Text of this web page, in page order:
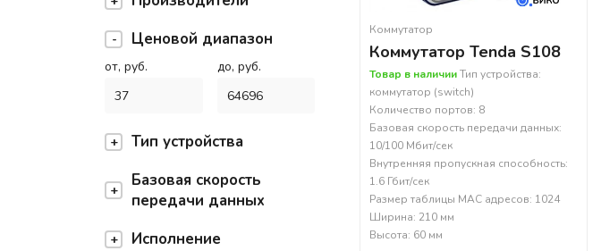
Ценовой диапазон
от, руб. до, руб.
Тип устройства
Базовая скорость
передачи данных
Исполнение
Коммутатор
Коммутатор Tenda S108
Товар в наличииТип устройства:
коммутатор (switch)
Количество портов: 8
Базовая скорость передачи данных:
10/100 Мбит/сек
Внутренняя пропускная способность:
1.6 Гбит/сек
Размер таблицы MAC адресов: 1024
Ширина: 210 мм
Высота: 60 мм